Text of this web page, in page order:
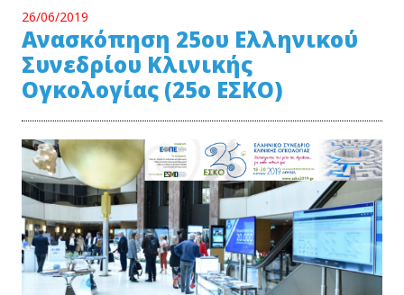
26/06/2019
Ανασκόπηση 25ου Ελληνικού
Συνεδρίου Κλινικής
Ογκολογίας (25ο ΕΣΚΟ)